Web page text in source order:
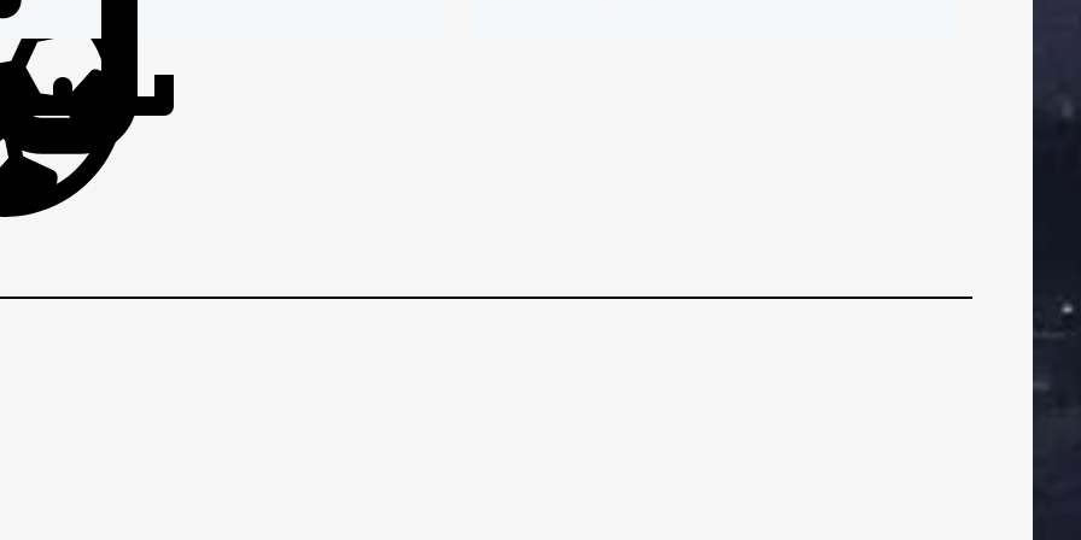
BRANIČI BRANIČI